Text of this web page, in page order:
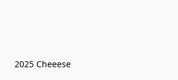
2025 Cheeese